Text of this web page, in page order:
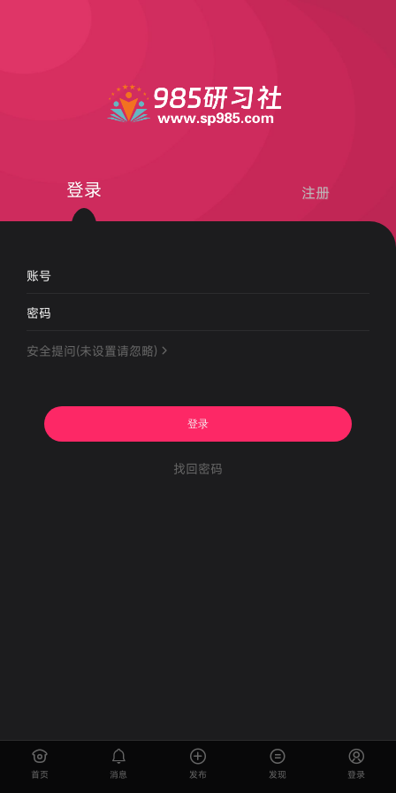
登录 注册
账号
密码
安全提问(未设置请忽略)
登录
找回密码
首页 消息 发布 发现 登录